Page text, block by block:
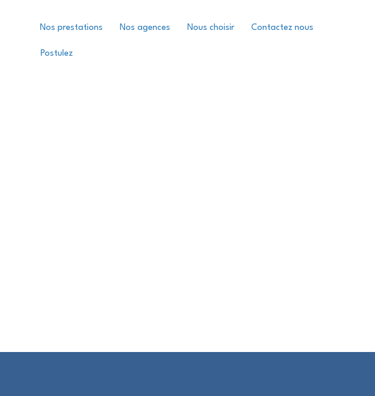
Nos prestations Nos agences Nous choisir Contactez nous
Postulez